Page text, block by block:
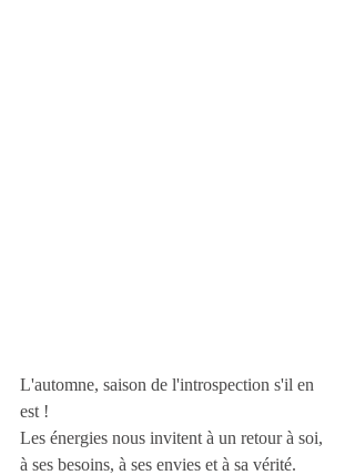
L'automne, saison de l'introspection s'il en
est !
Les énergies nous invitent à un retour à soi,
à ses besoins, à ses envies et à sa vérité.